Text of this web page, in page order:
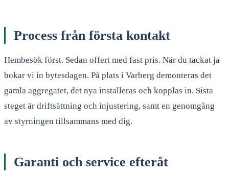
Process från första kontakt
Hembesök först. Sedan offert med fast pris. När du tackat ja
bokar vi in bytesdagen. På plats i Varberg demonteras det
gamla aggregatet, det nya installeras och kopplas in. Sista
steget är driftsättning och injustering, samt en genomgång
av styrningen tillsammans med dig.
Garanti och service efteråt